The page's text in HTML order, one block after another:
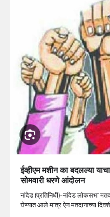
ईव्हीएम मशीन का बदलल्या
सोमवारी धरणे आंदोलन
नांदेड (प्रतिनिधी)-नांदेड लोकसभा
घेण्यात आले मात्र ऐन मतदानाच्या